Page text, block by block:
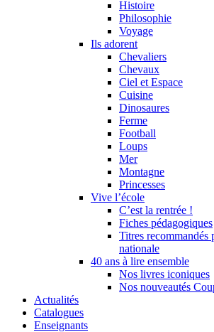
Histoire
Philosophie
Voyage
Ils adorent
Chevaliers
Chevaux
Ciel et Espace
Cuisine
Dinosaures
Ferme
Football
Loups
Mer
Montagne
Princesses
Vive l’école
C’est la rentrée !
Fiches pédagogiques
Titres recommandés
nationale
40 ans à lire ensemble
Nos livres iconiques
Nos nouveautés
Actualités
Catalogues
Enseignants